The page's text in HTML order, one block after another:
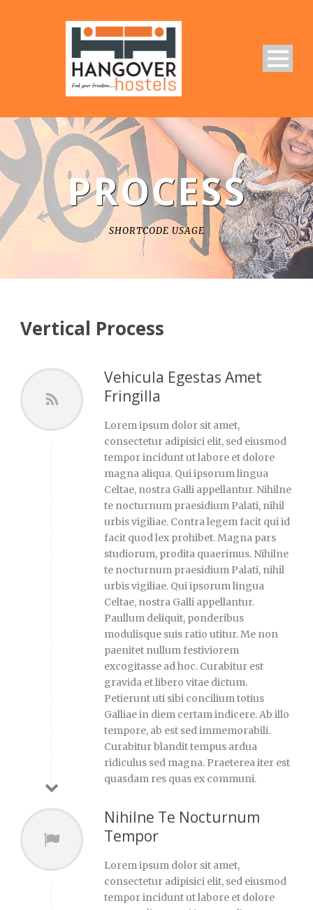
PROCESS
SHORTCODE USAGE
Vertical Process
Vehicula Egestas Amet
Fringilla
Lorem ipsum dolor sit amet,
consectetur adipisici elit, sed eiusmod
tempor incidunt ut labore et dolore
magna aliqua. Qui ipsorum lingua
Celtae, nostra Galli appellantur. Nihilne
te nocturnum praesidium Palati, nihil
urbis vigiliae. Contra legem facit qui id
facit quod lex prohibet. Magna pars
studiorum, prodita quaerimus. Nihilne
te nocturnum praesidium Palati, nihil
urbis vigiliae. Qui ipsorum lingua
Celtae, nostra Galli appellantur.
Paullum deliquit, ponderibus
modulisque suis ratio utitur. Me non
paenitet nullum festiviorem
excogitasse ad hoc. Curabitur est
gravida et libero vitae dictum.
Petierunt uti sibi concilium totius
Galliae in diem certam indicere. Ab illo
tempore, ab est sed immemorabili.
Curabitur blandit tempus ardua
ridiculus sed magna. Praeterea iter est
quasdam res quas ex communi.
Nihilne Te Nocturnum
Tempor
Lorem ipsum dolor sit amet,
consectetur adipisici elit, sed eiusmod
tempor incidunt ut labore et dolore